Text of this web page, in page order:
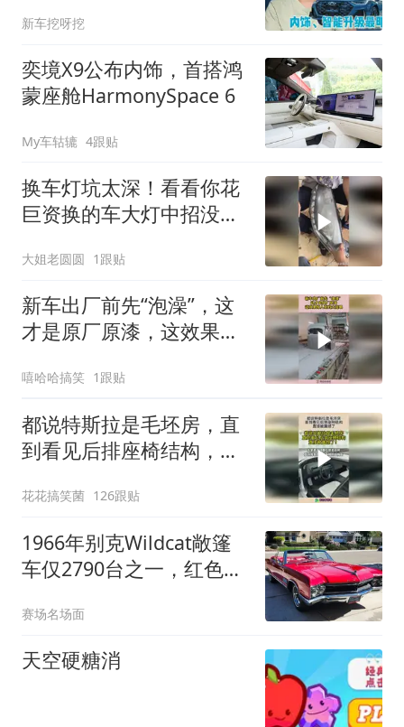
新车挖呀挖
奕境X9公布内饰，首搭鸿
蒙座舱HarmonySpace 6
My车轱辘 4跟贴
换车灯坑太深！看看你花
巨资换的车大灯中招没
大姐老圆圆 1跟贴
新车出厂前先“泡澡”，这
才是原厂原漆，这效果惊
嘻哈哈搞笑 1跟贴
都说特斯拉是毛坯房，直
到看见后排座椅结构，直
花花搞笑菌 126跟贴
1966年别克Wildcat敞篷
车仅2790台之一，红色翻
赛场名场面
天空硬糖消